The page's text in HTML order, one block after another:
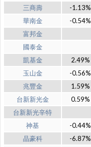
三商壽
-1.13%
華南金
-0.54%
富邦金
國泰金
凱基金
2.49%
玉山金
-0.56%
兆豐金
1.59%
台新新光金
0.59%
台新新光辛特
神基
-0.44%
晶豪科
-6.87%